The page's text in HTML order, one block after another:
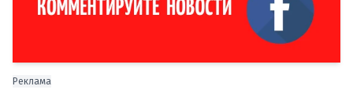
Реклама